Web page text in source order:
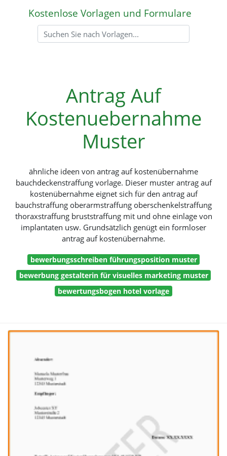
Kostenlose Vorlagen und Formulare
Antrag Auf
Kostenuebernahme
Muster
ähnliche ideen von antrag auf kostenübernahme
bauchdeckenstraffung vorlage. Dieser muster antrag auf
kostenübernahme eignet sich für den antrag auf
bauchstraffung oberarmstraffung oberschenkelstraffung
thoraxstraffung bruststraffung mit und ohne einlage von
implantaten usw. Grundsätzlich genügt ein formloser
antrag auf kostenübernahme.
bewerbungsschreiben führungsposition muster
bewerbung gestalterin für visuelles marketing muster
bewertungsbogen hotel vorlage